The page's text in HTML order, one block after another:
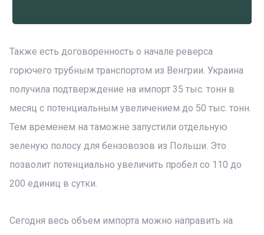
Также есть договоренность о начале реверса
горючего трубным транспортом из Венгрии. Украина
получила подтверждение на импорт 35 тыс. тонн в
месяц с потенциальным увеличением до 50 тыс. тонн.
Тем временем на таможне запустили отдельную
зеленую полосу для бензовозов из Польши. Это
позволит потенциально увеличить пробел со 110 до
200 единиц в сутки.
Сегодня весь объем импорта можно направить на